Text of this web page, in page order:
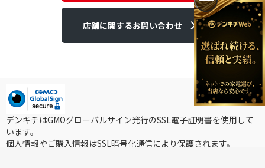
店舗に関するお問い合わせ
デンキチはGMOグローバルサイン発行のSSL電子証明書を使用して
います。
個人情報やご購入情報はSSL暗号化通信により保護されます。